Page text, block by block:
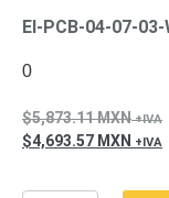
Accesorios
MóvilesDash
Cams
e
EI-PCB-04-07-03-
0
5,873.11MXN
4,693.57 MXN